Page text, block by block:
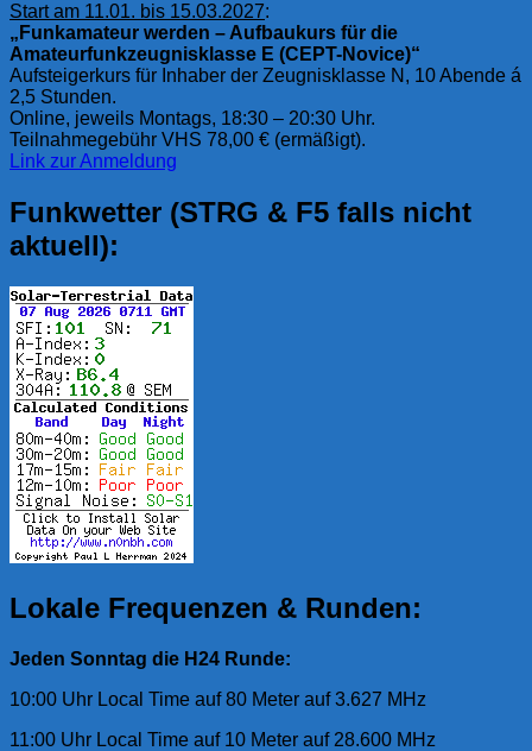
Start am 11.01. bis 15.03.2027:
„Funkamateur werden – Aufbaukurs für die
Amateurfunkzeugnisklasse E (CEPT-Novice)“
Aufsteigerkurs für Inhaber der Zeugnisklasse N, 10 Abende á
2,5 Stunden.
Online, jeweils Montags, 18:30 – 20:30 Uhr.
Teilnahmegebühr VHS 78,00 € (ermäßigt).
Link zur Anmeldung
Funkwetter (STRG & F5 falls nicht
aktuell):
Lokale Frequenzen & Runden:
Jeden Sonntag die H24 Runde:
10:00 Uhr Local Time auf 80 Meter auf 3.627 MHz
11:00 Uhr Local Time auf 10 Meter auf 28.600 MHz